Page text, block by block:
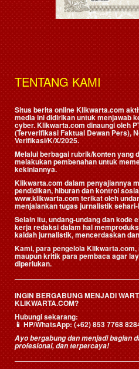
TENTANG KAMI
Situs berita online Klikwarta.com
media ini didirikan untuk menjawab
cyber. Klikwarta.com dinaungi oleh
(Terverifikasi Faktual Dewan Pers),
Verifikasi/K/X/2025.
Melalui berbagai rubrik/konten yang
melakukan pembenahan untuk
kekiniannya.
Klikwarta.com dalam penyajiannya
pendidikan, hiburan dan kontrol
www.klikwarta.com terikat oleh
menjalankan tugas jurnalistik
Selain itu, undang-undang dan kode
kerja redaksi dalam hal
kaidah jurnalistik, mencerdaskan
Kami, para pengelola
maupun kritik para pembaca agar
diperlukan.
INGIN BERGABUNG MENJADI
KLIKWARTA.COM?
Hubungi sekarang:
📱HP/WhatsApp:(+62) 853 7768
Ayo bergabung dan menjadi bagian
profesional, dan terpercaya!